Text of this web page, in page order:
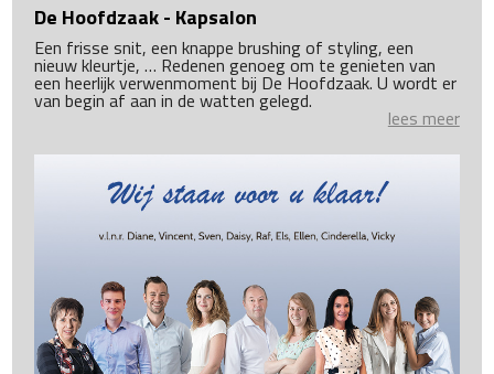
De Hoofdzaak - Kapsalon
Een frisse snit, een knappe brushing of styling, een
nieuw kleurtje, … Redenen genoeg om te genieten van
een heerlijk verwenmoment bij De Hoofdzaak. U wordt er
van begin af aan in de watten gelegd.
lees meer